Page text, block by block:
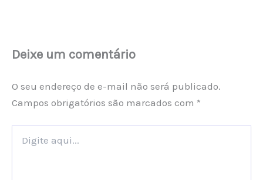
Deixe um comentário
O seu endereço de e-mail não será publicado.
Campos obrigatórios são marcados com *
aqui...